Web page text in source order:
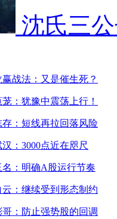
沈氏三
赢战法：又是催生死？
茏：犹豫中震荡上行！
存：短线再拉回落风险
汉：3000点近在咫尺
名：明确A股运行节奏
云：继续受到形态制约
哥：防止强势股的回调